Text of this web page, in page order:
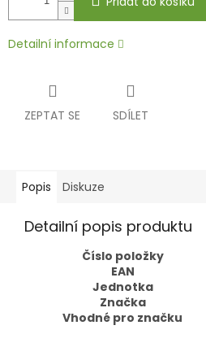
Detailní informace
ZEPTAT SE SDÍLET
Popis Diskuze
Detailní popis produktu
Číslo položky
EAN
Jednotka
Značka
Vhodné pro značku